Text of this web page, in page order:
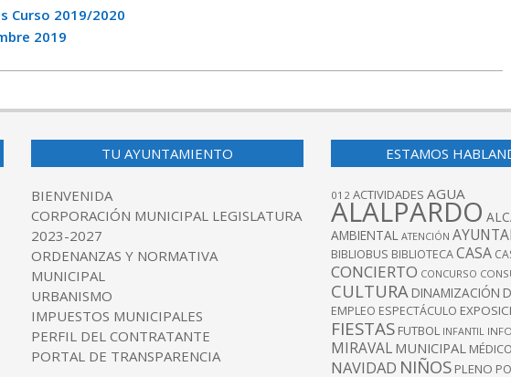
Curso 2019/2020
2019
TU AYUNTAMIENTO
BIENVENIDA
CORPORACIÓN MUNICIPAL LEGISLATURA
2023-2027
ORDENANZAS Y NORMATIVA
MUNICIPAL
URBANISMO
IMPUESTOS MUNICIPALES
PERFIL DEL CONTRATANTE
PORTAL DE TRANSPARENCIA
ESTAMOS
012 ACTIVIDADES AGUA
ALALPARDO
AMBIENTAL ATENCIÓN
BIBLIOBUS BIBLIOTECACASA
CONCIERTO CONCURSO
CULTURA DINAMIZACIÓN
EMPLEO ESPECTÁCULO
FIESTAS FUTBOL INFANTIL
MIRAVAL MUNICIPAL MÉDICO
NAVIDAD NIÑOS PLENO